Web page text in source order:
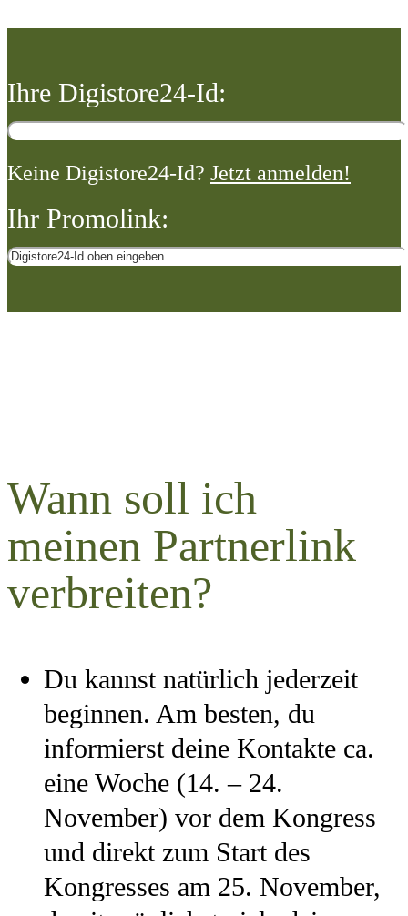
Ihre Digistore24-Id:
Keine Digistore24-Id? Jetzt anmelden!
Ihr Promolink:
Wann soll ich
meinen Partnerlink
verbreiten?
Du kannst natürlich jederzeit
beginnen. Am besten, du
informierst deine Kontakte ca.
eine Woche (14. – 24.
November) vor dem Kongress
und direkt zum Start des
Kongresses am 25. November,